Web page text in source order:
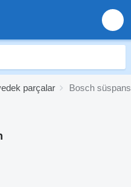
parçalar Bosch